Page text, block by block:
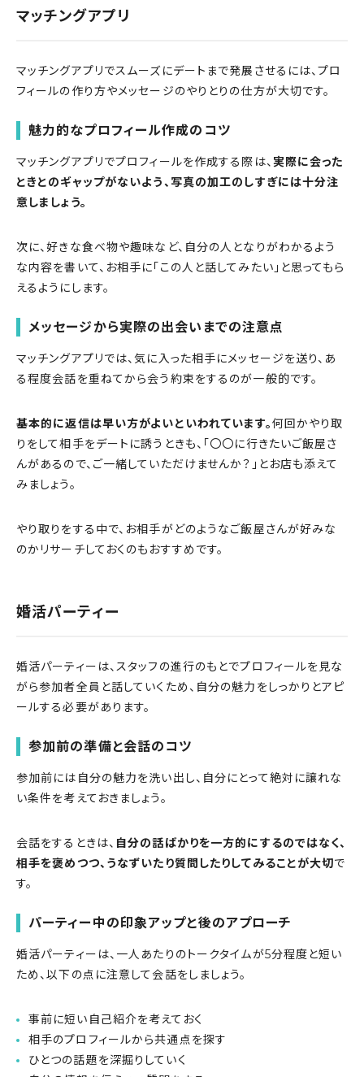
マッチングアプリ
マッチングアプリでスムーズにデートまで発展させるには、プロ
フィールの作り方やメッセージのやりとりの仕方が大切です。
魅力的なプロフィール作成のコツ
マッチングアプリでプロフィールを作成する際は、 実際に会った
ときとのギャップがないよう、写真の加工のしすぎには十分注
意しましょう。
次に、好きな食べ物や趣味など、自分の人となりがわかるよう
な内容を書いて、お相手に「この人と話してみたい」と思ってもら
えるようにします。
メッセージから実際の出会いまでの注意点
マッチングアプリでは、気に入った相手にメッセージを送り、あ
る程度会話を重ねてから会う約束をするのが一般的です。
基本的に返信は早い方がよいといわれています。何回かやり取
りをして相手をデートに誘うときも、「〇〇に行きたいご飯屋さ
んがあるので、ご一緒していただけませんか？」とお店も添えて
みましょう。
やり取りをする中で、お相手がどのようなご飯屋さんが好みな
のかリサーチしておくのもおすすめです。
婚活パーティー
婚活パーティーは、スタッフの進行のもとでプロフィールを見な
がら参加者全員と話していくため、自分の魅力をしっかりとアピ
ールする必要があります。
参加前の準備と会話のコツ
参加前には自分の魅力を洗い出し、自分にとって絶対に譲れな
い条件を考えておきましょう。
会話をするときは、 自分の話ばかりを一方的にするのではなく、
相手を褒めつつ、うなずいたり質問したりしてみることが大切で
す。
パーティー中の印象アップと後のアプローチ
婚活パーティーは、一人あたりのトークタイムが5分程度と短い
ため、以下の点に注意して会話をしましょう。
事前に短い自己紹介を考えておく
相手のプロフィールから共通点を探す
ひとつの話題を深掘りしていく